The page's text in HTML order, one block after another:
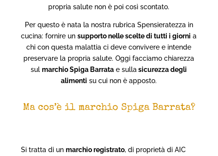
propria salute non è poi così scontato.
Per questo è nata la nostra rubrica Spensieratezza in
cucina: fornire unsupporto nelle scelte di tutti i giorni a
chi con questa malattia ci deve convivere e intende
preservare la propria salute. Oggi facciamo chiarezza
sulmarchio Spiga Barrata e sulla sicurezza degli
alimenti su cui non è apposto.
Ma cos’è il marchio Spiga Barrata?
Si tratta di un marchio registrato, di proprietà di AIC